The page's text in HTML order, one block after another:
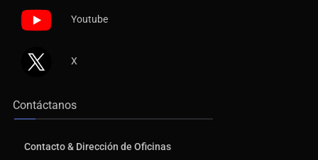
Youtube
X
Contáctanos
Contacto & Dirección de Oficinas